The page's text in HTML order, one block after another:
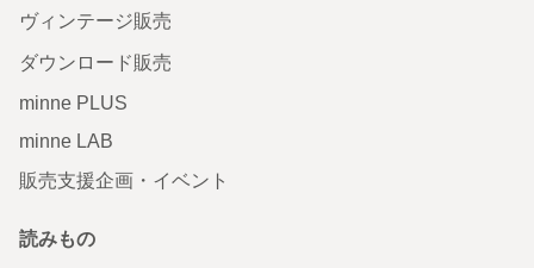
ヴィンテージ販売
ダウンロード販売
minne PLUS
minne LAB
販売支援企画・イベント
読みもの